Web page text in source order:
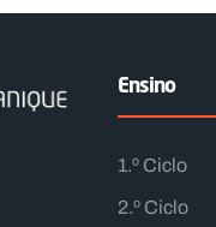
Ensino
1.º Ciclo
2.º Ciclo